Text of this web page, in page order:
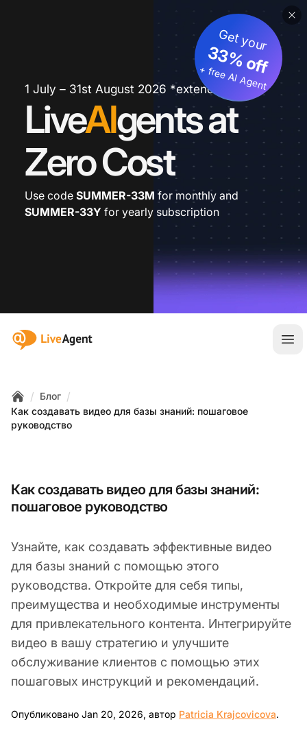
1 July – 31st August 2026 *extended
LiveAIgents at
Zero Cost
Get your
33% off
+ free AI Agent
Use code SUMMER-33M for monthly and
SUMMER-33Y for yearly subscription
:site.title
Home
/ Блог /
Как создавать видео для базы знаний: пошаговое
руководство
Как создавать видео для базы знаний:
пошаговое руководство
Узнайте, как создавать эффективные видео
для базы знаний с помощью этого
руководства. Откройте для себя типы,
преимущества и необходимые инструменты
для привлекательного контента. Интегрируйте
видео в вашу стратегию и улучшите
обслуживание клиентов с помощью этих
пошаговых инструкций и рекомендаций.
Опубликовано Jan 20, 2026, автор Patricia Krajcovicova.